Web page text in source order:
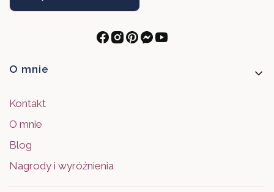
Linki w stopce
O mnie
Kontakt
O mnie
Blog
Nagrody i wyróżnienia